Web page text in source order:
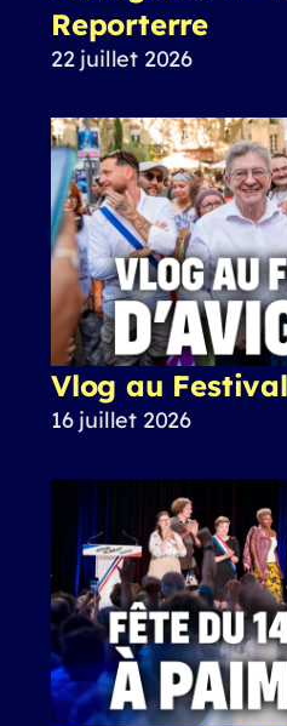
Reporterre
22 juillet 2026
Vlog au
16 juillet 2026